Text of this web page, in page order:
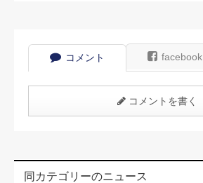
コメント facebook
コメントを書く
同カテゴリーのニュース